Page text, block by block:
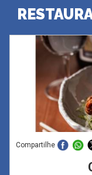
Compartilhe